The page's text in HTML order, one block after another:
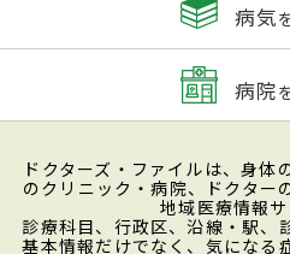
病気
病院
ドクターズ・ファイルは、身体
のクリニック・病院、ドクター
地域医療情報サ
診療科目、行政区、沿線・駅、
基本情報だけでなく、気になる